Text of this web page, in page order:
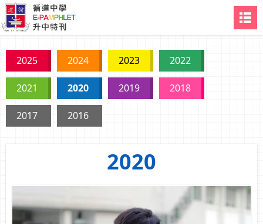
2025 2024 2023 2022
2021 2020 2019 2018
2017 2016
2020